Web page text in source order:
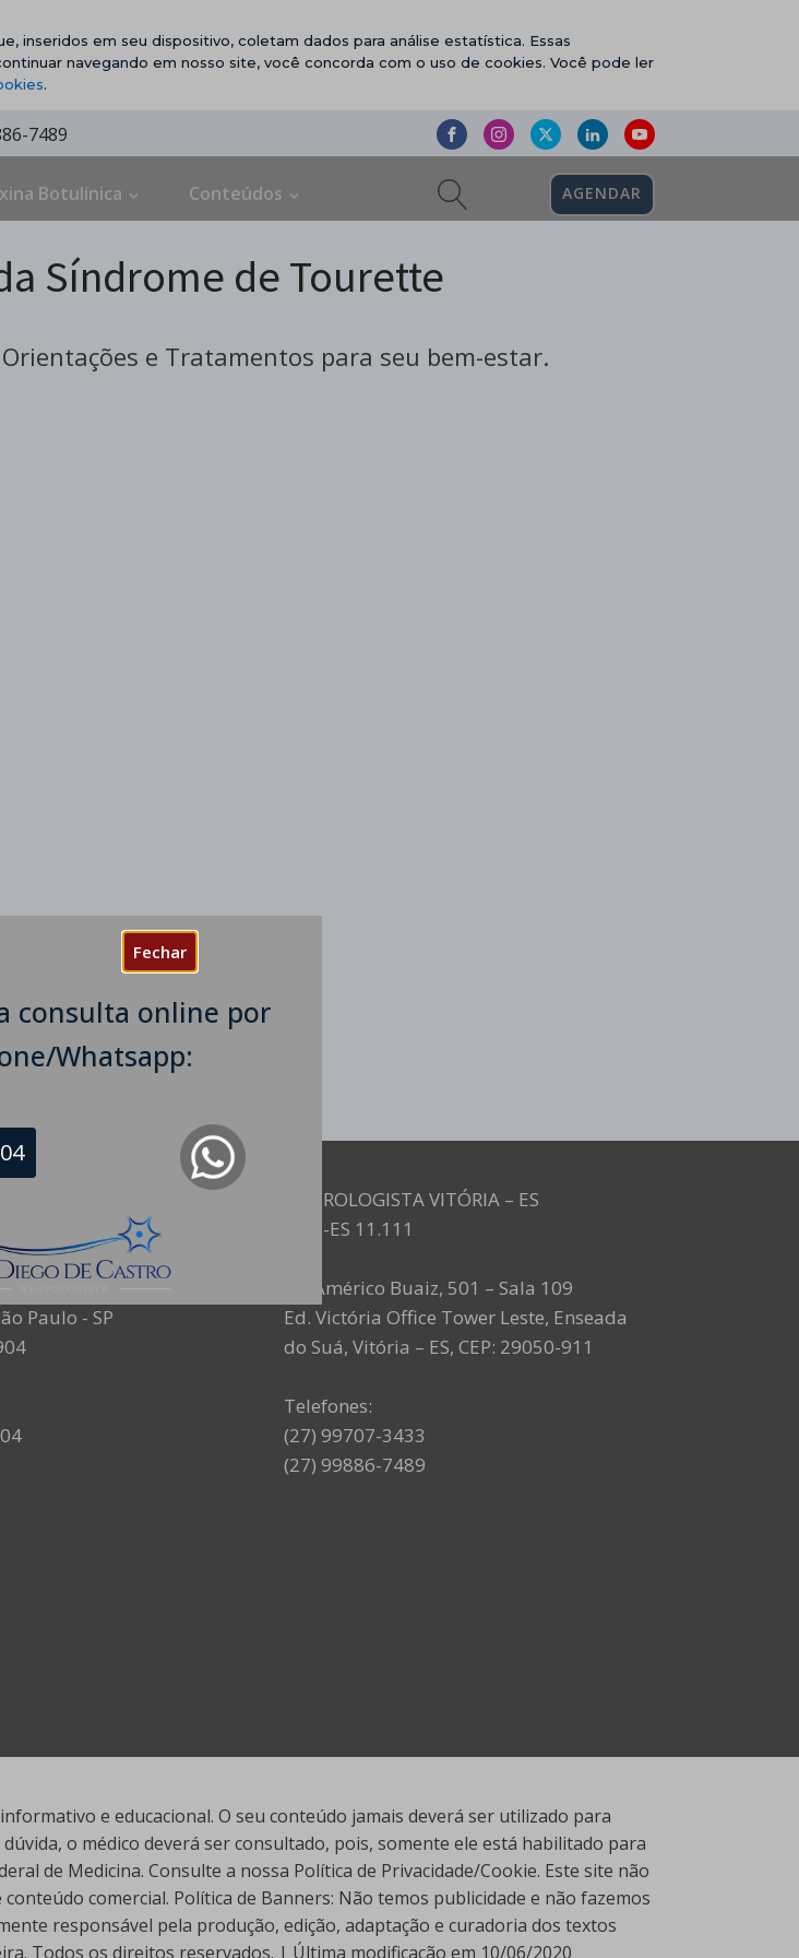
Fechar
consulta online por
Whatsapp:
inseridos em seu dispositivo, coletam dados para análise estatística. Essas
navegando em nosso site, você concorda com o uso de cookies. Você pode ler
.
7489
Botulínica Conteúdos AGENDAR
Síndrome de Tourette
e Tratamentos para seu bem-estar.
- sala 1301
Paulo - SP
NEUROLOGISTA VITÓRIA – ES
CRM-ES 11.111
Av. Américo Buaiz, 501 – Sala 109
Ed. Victória Office Tower Leste, Enseada
do Suá, Vitória – ES, CEP: 29050-911
Telefones:
(27) 99707-3433
(27) 99886-7489
e educacional. O seu conteúdo jamais deverá ser utilizado para
o médico deverá ser consultado, pois, somente ele está habilitado para
de Medicina. Consulte a nossa Política de Privacidade/Cookie. Este site não
comercial. Política de Banners: Não temos publicidade e não fazemos
responsável pela produção, edição, adaptação e curadoria dos textos
Todos os direitos reservados. | Última modificação em 10/06/2020